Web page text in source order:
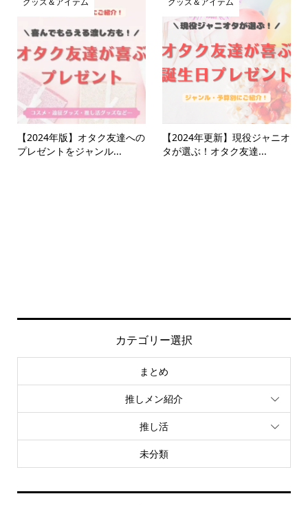
【2024年版】オタク友達への
プレゼントをジャンル...
【2024年更新】現役ジャニオ
タが選ぶ！オタク友達...
カテゴリー選択
まとめ
推しメン紹介
推し活
未分類